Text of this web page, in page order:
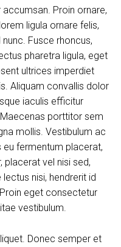
Proin ornare,
ligula ornare felis,
Fusce rhoncus,
pharetra ligula, eget
ultrices imperdiet
Aliquam convallis dolor
iaculis efficitur
porttitor sem
mollis. Vestibulum ac
fermentum placerat,
placerat vel nisi sed,
nisi, hendrerit id
eget consectetur
vestibulum.
Donec semper et